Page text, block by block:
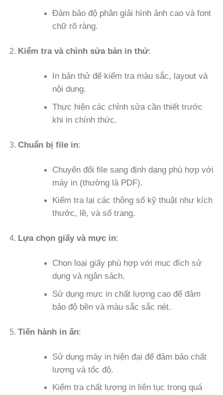
Đảm bảo độ phân giải hình ảnh cao và font
chữ rõ ràng.
Kiểm tra và chỉnh sửa bản in thử:
In bản thử để kiểm tra màu sắc, layout và
nội dung.
Thực hiện các chỉnh sửa cần thiết trước
khi in chính thức.
Chuẩn bị file in:
Chuyển đổi file sang định dạng phù hợp với
máy in (thường là PDF).
Kiểm tra lại các thông số kỹ thuật như kích
thước, lề, và số trang.
Lựa chọn giấy và mực in:
Chọn loại giấy phù hợp với mục đích sử
dụng và ngân sách.
Sử dụng mực in chất lượng cao để đảm
bảo độ bền và màu sắc sắc nét.
Tiến hành in ấn:
Sử dụng máy in hiện đại để đảm bảo chất
lượng và tốc độ.
Kiểm tra chất lượng in liên tục trong quá